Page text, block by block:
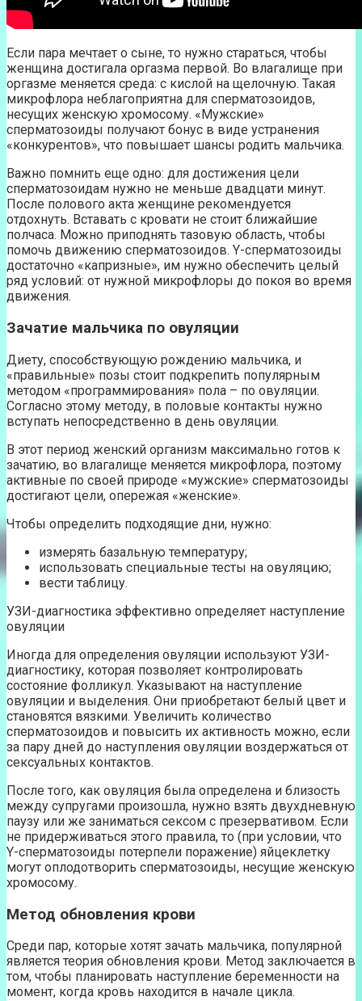
Если пара мечтает о сыне, то нужно стараться, чтобы
женщина достигала оргазма первой. Во влагалище при
оргазме меняется среда: с кислой на щелочную. Такая
микрофлора неблагоприятна для сперматозоидов,
несущих женскую хромосому. «Мужские»
сперматозоиды получают бонус в виде устранения
«конкурентов», что повышает шансы родить мальчика.
Важно помнить еще одно: для достижения цели
сперматозоидам нужно не меньше двадцати минут.
После полового акта женщине рекомендуется
отдохнуть. Вставать с кровати не стоит ближайшие
полчаса. Можно приподнять тазовую область, чтобы
помочь движению сперматозоидов. Y-сперматозоиды
достаточно «капризные», им нужно обеспечить целый
ряд условий: от нужной микрофлоры до покоя во время
движения.
Зачатие мальчика по овуляции
Диету, способствующую рождению мальчика, и
«правильные» позы стоит подкрепить популярным
методом «программирования» пола – по овуляции.
Согласно этому методу, в половые контакты нужно
вступать непосредственно в день овуляции.
В этот период женский организм максимально готов к
зачатию, во влагалище меняется микрофлора, поэтому
активные по своей природе «мужские» сперматозоиды
достигают цели, опережая «женские».
Чтобы определить подходящие дни, нужно:
измерять базальную температуру;
использовать специальные тесты на овуляцию;
вести таблицу.
УЗИ-диагностика эффективно определяет наступление
овуляции
Иногда для определения овуляции используют УЗИ-
диагностику, которая позволяет контролировать
состояние фолликул. Указывают на наступление
овуляции и выделения. Они приобретают белый цвет и
становятся вязкими. Увеличить количество
сперматозоидов и повысить их активность можно, если
за пару дней до наступления овуляции воздержаться от
сексуальных контактов.
После того, как овуляция была определена и близость
между супругами произошла, нужно взять двухдневную
паузу или же заниматься сексом с презервативом. Если
не придерживаться этого правила, то (при условии, что
Y-сперматозоиды потерпели поражение) яйцеклетку
могут оплодотворить сперматозоиды, несущие женскую
хромосому.
Метод обновления крови
Среди пар, которые хотят зачать мальчика, популярной
является теория обновления крови. Метод заключается в
том, чтобы планировать наступление беременности на
момент, когда кровь находится в начале цикла.